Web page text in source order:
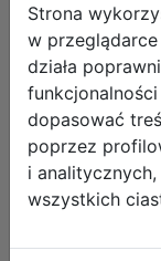
Hearts
Strona
w
działa
dopasować
poprzez
i
wszystkich